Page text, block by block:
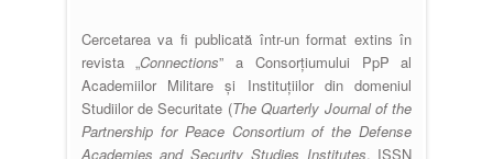
Cercetarea va fi publicată într-un format extins în
revista „Connections” a Consorțiumului PpP al
Academiilor Militare și Instituțiilor din domeniul
Studiilor de Securitate (The Quarterly Journal of the
Partnership for Peace Consortium of the Defense
Academies and Security Studies Institutes, ISSN